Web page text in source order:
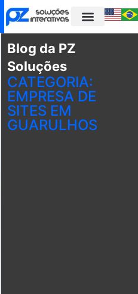
Blog da PZ
Soluções
CATEGORIA:
EMPRESA DE
SITES EM
GUARULHOS